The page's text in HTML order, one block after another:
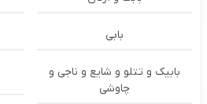
بابی
بابیک و تتلو و شایع و ناجی و
چاوشی